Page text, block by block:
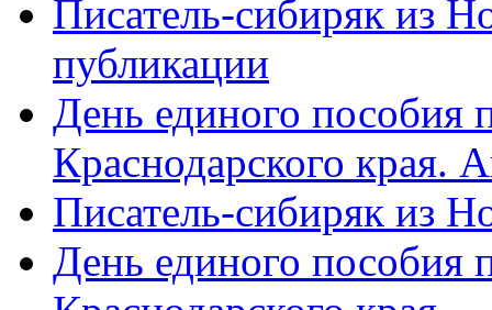
Писатель-сибиряк из
публикации
День единого пособия
Краснодарского края.
Писатель-сибиряк из
День единого пособия